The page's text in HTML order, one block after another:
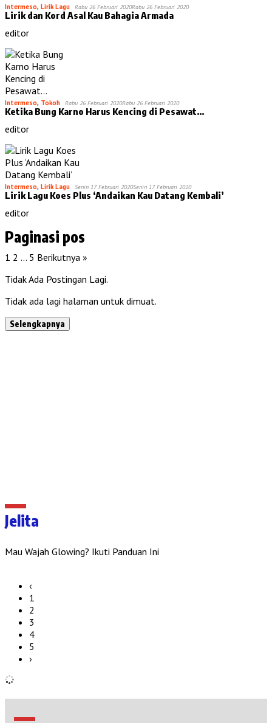
Intermeso, Lirik Lagu Rabu 26 Februari 2020Rabu 26 Februari 2020
Lirik dan Kord Asal Kau Bahagia Armada
editor
Intermeso, Tokoh Rabu 26 Februari 2020Rabu 26 Februari 2020
Ketika Bung Karno Harus Kencing di Pesawat…
editor
Intermeso, Lirik Lagu Senin 17 Februari 2020Senin 17 Februari 2020
Lirik Lagu Koes Plus ‘Andaikan Kau Datang Kembali’
editor
Paginasi pos
1 2 … 5 Berikutnya »
Tidak Ada Postingan Lagi.
Tidak ada lagi halaman untuk dimuat.
Selengkapnya
Jelita
Mau Wajah Glowing? Ikuti Panduan Ini
‹
1
2
3
4
5
›